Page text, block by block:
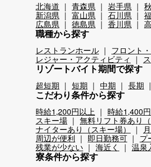
北海道 青森県 岩手県
新潟県 富山県 石川県
広島県 徳島県 香川県
職種から探す
レストランホール フロント
レジャー・アクティビティ
リゾートバイト期間で探す
超短期 短期 中期 長期
こだわり条件から探す
時給1,200円以上 時給1,400
スキー場 無料リフト券あり（
ナイターあり（スキー場）
周辺が便利 即日勤務可 プ
残業が少ない 海近く 温泉
寮条件から探す